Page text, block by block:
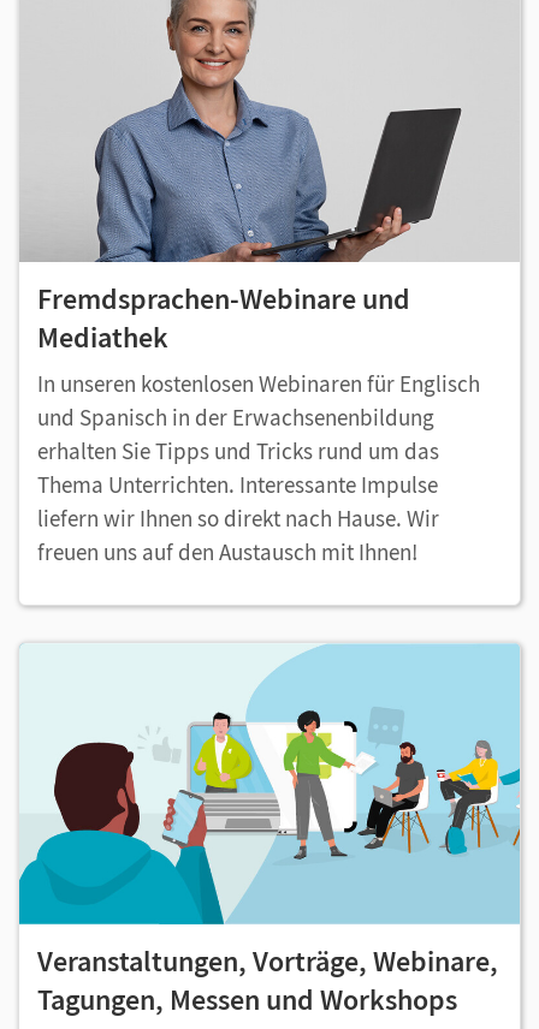
Fremdsprachen-Webinare und
Mediathek
In unseren kostenlosen Webinaren für Englisch
und Spanisch in der Erwachsenenbildung
erhalten Sie Tipps und Tricks rund um das
Thema Unterrichten. Interessante Impulse
liefern wir Ihnen so direkt nach Hause. Wir
freuen uns auf den Austausch mit Ihnen!
Veranstaltungen, Vorträge, Webinare,
Tagungen, Messen und Workshops